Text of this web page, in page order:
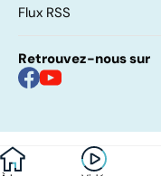
Flux RSS
Retrouvez-nous sur